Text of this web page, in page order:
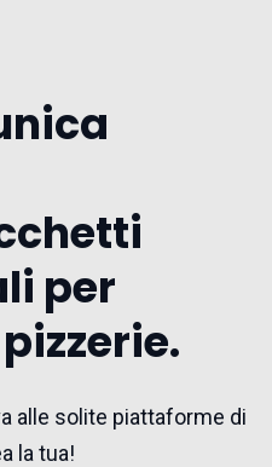
per
alle solite piattaforme di
la tua!